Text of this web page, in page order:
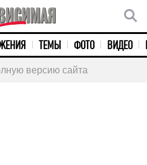
ТЕМЫ ФОТО ВИДЕО
версию сайта